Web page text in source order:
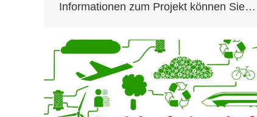
Informationen zum Projekt können Sie…